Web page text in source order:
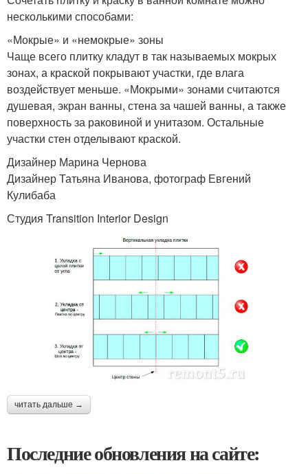
несколькими способами:
«Мокрые» и «немокрые» зоны
Чаще всего плитку кладут в так называемых мокрых
зонах, а краской покрывают участки, где влага
воздействует меньше. «Мокрыми» зонами считаются
душевая, экран ванны, стена за чашей ванны, а также
поверхность за раковиной и унитазом. Остальные
участки стен отделывают краской.
Дизайнер Марина Чернова
Дизайнер Татьяна Иванова, фотограф Евгений
Кулибаба
Студия Transition Interior Design
читать дальше →
Последние обновления на сайте: